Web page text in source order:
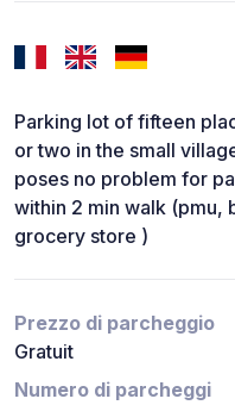
Parking lot of fifteen
or two in the small
poses no problem for
within 2 min walk (pmu,
grocery store )
Prezzo di parcheggio
Gratuit
Numero di parcheggi